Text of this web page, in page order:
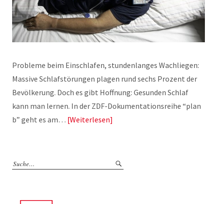
Probleme beim Einschlafen, stundenlanges Wachliegen:
Massive Schlafstörungen plagen rund sechs Prozent der
Bevölkerung. Doch es gibt Hoffnung: Gesunden Schlaf
kann man lernen. In der ZDF-Dokumentationsreihe “plan
b” geht es am… Weiterlesen